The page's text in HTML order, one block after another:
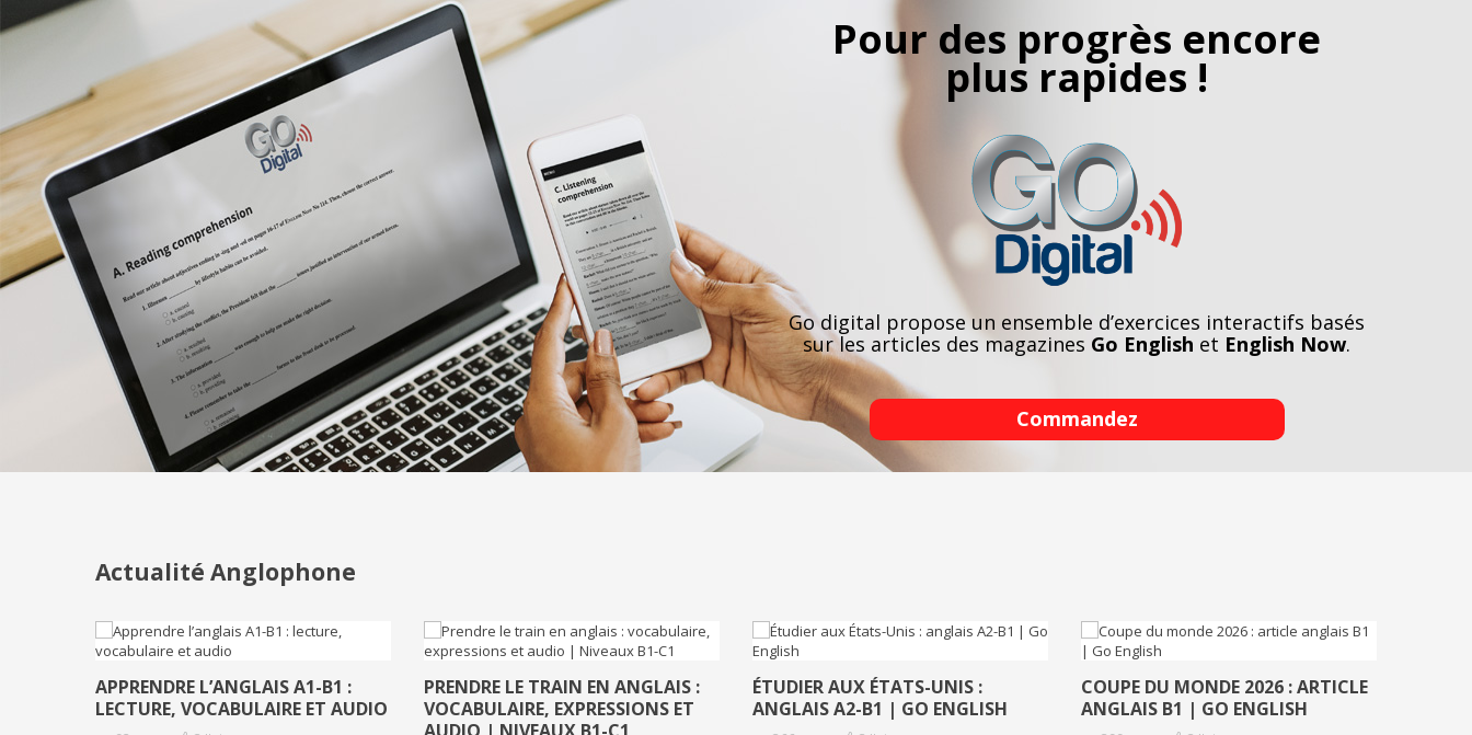
Pour des progrès encore
plus rapides !
Go digital propose un ensemble d’exercices interactifs basés
sur les articles des magazines Go English et English Now.
Commandez
Actualité Anglophone
APPRENDRE L’ANGLAIS A1-B1 :
LECTURE, VOCABULAIRE ET AUDIO
PRENDRE LE TRAIN EN ANGLAIS :
VOCABULAIRE, EXPRESSIONS ET
ÉTUDIER AUX ÉTATS-UNIS :
ANGLAIS A2-B1 | GO ENGLISH
COUPE DU MONDE 2026 : ARTICLE
ANGLAIS B1 | GO ENGLISH